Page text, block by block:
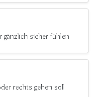
gänzlich sicher fühlen
rechts gehen soll